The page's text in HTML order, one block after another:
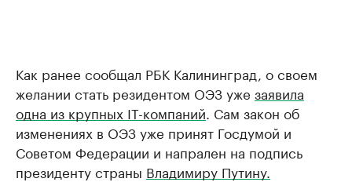
Как ранее сообщал РБК Калининград, о своем
желании стать резидентом ОЭЗ уже заявила
одна из крупных IT-компаний. Сам закон об
изменениях в ОЭЗ уже принят Госдумой и
Советом Федерации и напрален на подпись
президенту страны Владимиру Путину.